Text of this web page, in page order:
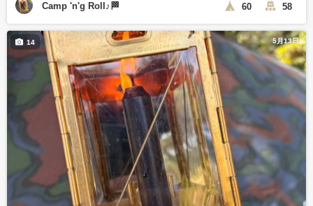
Camp 'n'g Roll♪🏁 60 58
5月13日
14